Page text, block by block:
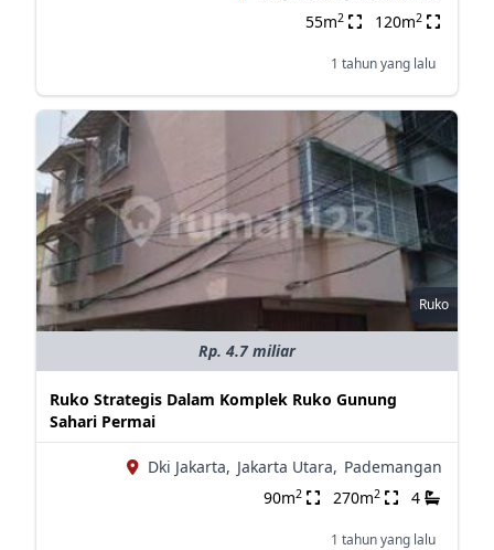
55m2 120m2
1 tahun yang lalu
Ruko
Rp. 4.7 miliar
Ruko Strategis Dalam Komplek Ruko Gunung
Sahari Permai
Dki Jakarta, Jakarta Utara, Pademangan
90m2 270m2 4
1 tahun yang lalu